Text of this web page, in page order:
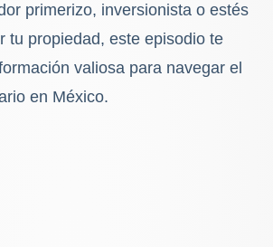
primerizo, inversionista o estés
tu propiedad, este episodio te
valiosa para navegar el
en México.